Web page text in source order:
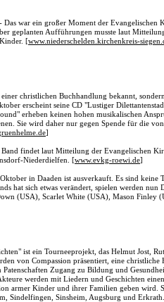
war ein großer Moment der Evangelischen
geplanten Aufführungen musste laut
[www.niederschelden.kirchenkreis-
christlichen Buchhandlung bekannt,
erscheint seine CD "Lustiger
erheben keinen hohen musikalischen
Sie wird daher nur gegen Spende für die
]
findet laut Mitteilung der Evangelischen
Niederdielfen. [www.evkg-roewi.de]
in Daaden ist ausverkauft. Es sind keine
hat sich etwas verändert, spielen werden
(USA), Scarlet White (USA), Mason Finley
ist ein Tourneeprojekt, das Helmut Jost,
von Compassion präsentiert, eine
Zugang zu Bildung und
werden mit Liedern und Geschichten
armer Kinder und ihrer Familien geben wird.
Sindelfingen, Sinsheim, Augsburg und